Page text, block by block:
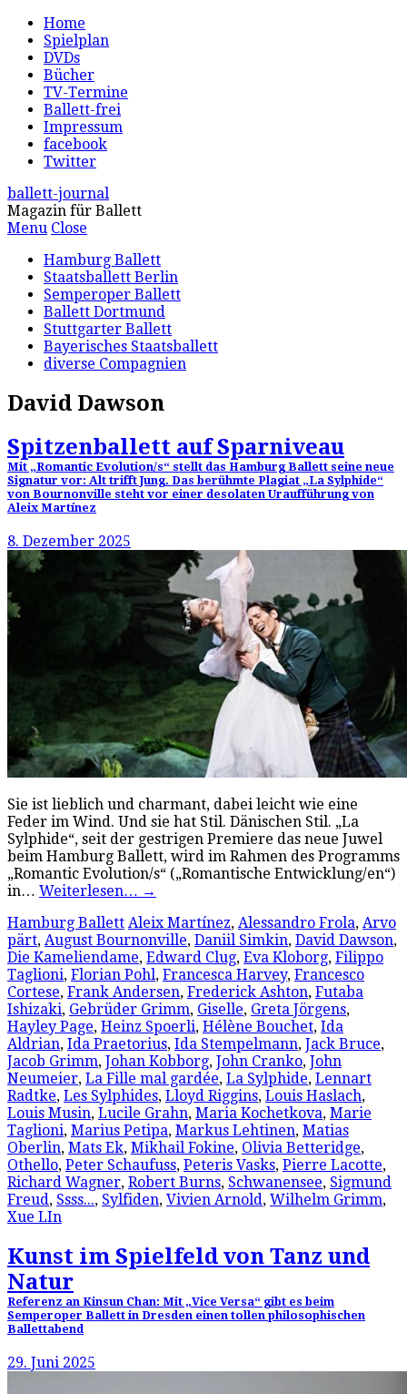
Home
Spielplan
DVDs
Bücher
TV-Termine
Ballett-frei
Impressum
facebook
Twitter
ballett-journal
Magazin für Ballett
Menu Close
Hamburg Ballett
Staatsballett Berlin
Semperoper Ballett
Ballett Dortmund
Stuttgarter Ballett
Bayerisches Staatsballett
diverse Compagnien
David Dawson
Spitzenballett auf Sparniveau
Mit „Romantic Evolution/s“ stellt das Hamburg Ballett seine neue
Signatur vor: Alt trifft Jung. Das berühmte Plagiat „La Sylphide“
von Bournonville steht vor einer desolaten Uraufführung von
Aleix Martínez
8. Dezember 2025
Sie ist lieblich und charmant, dabei leicht wie eine
Feder im Wind. Und sie hat Stil. Dänischen Stil. „La
Sylphide“, seit der gestrigen Premiere das neue Juwel
beim Hamburg Ballett, wird im Rahmen des Programms
„Romantic Evolution/s“ („Romantische Entwicklung/en“)
in… Weiterlesen… →
Hamburg Ballett Aleix Martínez, Alessandro Frola, Arvo
pärt, August Bournonville, Daniil Simkin, David Dawson,
Die Kameliendame, Edward Clug, Eva Kloborg, Filippo
Taglioni, Florian Pohl, Francesca Harvey, Francesco
Cortese, Frank Andersen, Frederick Ashton, Futaba
Ishizaki, Gebrüder Grimm, Giselle, Greta Jörgens,
Hayley Page, Heinz Spoerli, Hélène Bouchet, Ida
Aldrian, Ida Praetorius, Ida Stempelmann, Jack Bruce,
Jacob Grimm, Johan Kobborg, John Cranko, John
Neumeier, La Fille mal gardée, La Sylphide, Lennart
Radtke, Les Sylphides, Lloyd Riggins, Louis Haslach,
Louis Musin, Lucile Grahn, Maria Kochetkova, Marie
Taglioni, Marius Petipa, Markus Lehtinen, Matias
Oberlin, Mats Ek, Mikhail Fokine, Olivia Betteridge,
Othello, Peter Schaufuss, Peteris Vasks, Pierre Lacotte,
Richard Wagner, Robert Burns, Schwanensee, Sigmund
Freud, Ssss..., Sylfiden, Vivien Arnold, Wilhelm Grimm,
Xue LIn
Kunst im Spielfeld von Tanz und
Natur
Referenz an Kinsun Chan: Mit „Vice Versa“ gibt es beim
Semperoper Ballett in Dresden einen tollen philosophischen
Ballettabend
29. Juni 2025